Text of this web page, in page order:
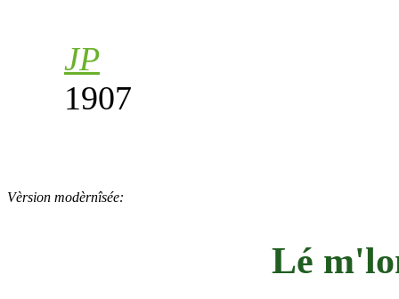
JP
1907
Vèrsion modèrnîsée:
Lé